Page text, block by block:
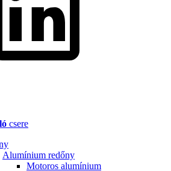
csere
Alumínium redőny
Motoros alumínium